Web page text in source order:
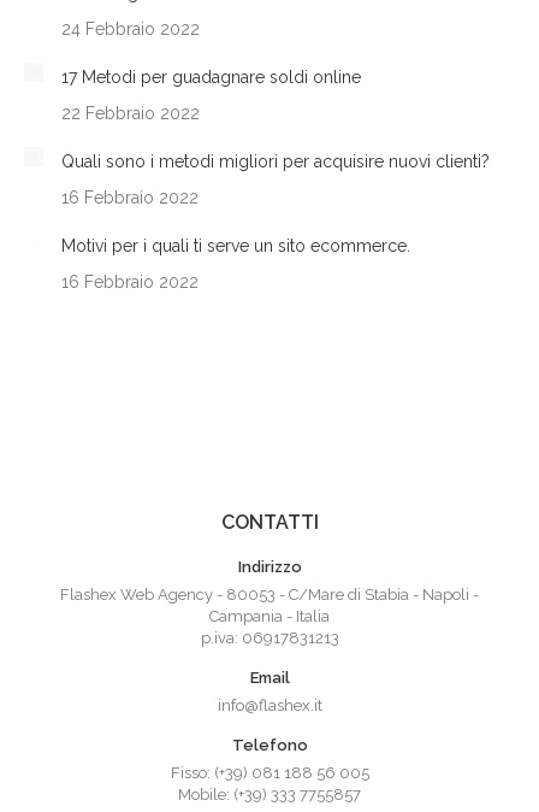
24 Febbraio 2022
17 Metodi per guadagnare soldi online
22 Febbraio 2022
Quali sono i metodi migliori per acquisire nuovi clienti?
16 Febbraio 2022
Motivi per i quali ti serve un sito ecommerce.
16 Febbraio 2022
CONTATTI
Indirizzo
Flashex Web Agency - 80053 - C/Mare di Stabia - Napoli -
Campania - Italia
p.iva: 06917831213
Email
info@flashex.it
Telefono
Fisso: (+39) 081 188 56 005
Mobile: (+39) 333 7755857